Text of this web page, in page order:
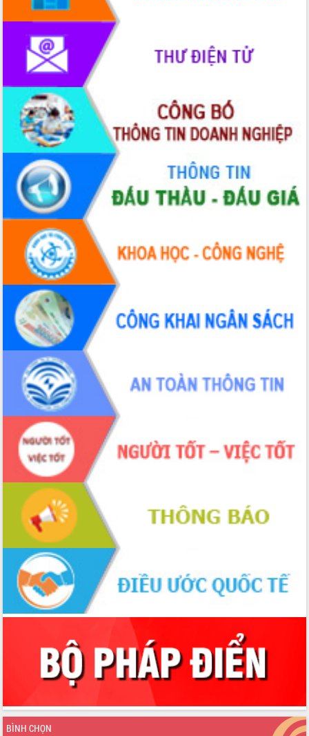
Ứng dụng sinh trắc học - Bước tiến
trong hành trình chuyển đổi số tại Đắk
Đắk Lắk nâng cao hiệu quả công tác
Đảng từ Sổ tay đảng viên điện tử
Đắk Lắk đẩy mạnh nuôi biển công
nghệ, hướng tới phát triển thủy sản
bền vững
Tập huấn nâng cao năng lực triển khai
chuyển đổi số cho cán bộ, công chức
cấp xã
Đắk Lắk phát động hưởng ứng Ngày
Quyền của người tiêu dùng Việt Nam
2026
Đẩy mạnh cải cách hành chính, quyết
tâm đạt được mục tiêu tăng trưởng
hai con số trong năm 2026
Tổ chức trang trọng Lễ hội Đền thờ
Lương Văn Chánh năm 2026
Phó Bí thư Tỉnh ủy Đắk Lắk Đỗ Hữu
Huy giữ chức Bí thư Đảng ủy Ủy Ban
Nhân dân tỉnh
Bệnh án điện tử thúc đẩy chuyển đổi
số y tế tại Đắk Lắk
Chuyển đổi số thư viện: Mở rộng
không gian tri thức trong thời đại số
Đánh giá, rút kinh nghiệm công tác tổ
chức diễn tập trước ngày bầu cử
Chương trình “Gặp gỡ hữu nghị –
Friendship Meeting New Year 2026”
Bầu cử Quốc hội và HĐND: Cử tri Đắk
Lắk gửi gắm niềm tin, kỳ vọng vào lá
phiếu
Đắk Lắk sẵn sàng các điều kiện cho
Ngày hội bầu cử đại biểu Quốc hội
khóa XVI và HĐND các cấp nhiệm kỳ
2026-2031
Đảm bảo cuộc bầu cử đại biểu Quốc
hội và đại biểu HĐND các cấp diễn ra
an toàn, hiệu quả, đúng quy định
Thủ tướng Chính phủ Phạm Minh Chính
kiểm tra, chỉ đạo hoàn thành các dự
án cao tốc và thăm khu tái định cư tại
Sôi nổi Hội đua ngựa truyền thống Gò
Thì Thùng mừng Xuân Bính Ngọ 2026
tại Đập Đồng Cam đầu Xuân Bính Ngọ
Ngành nông nghiệp phấn đấu tăng
BÌNH CHỌN